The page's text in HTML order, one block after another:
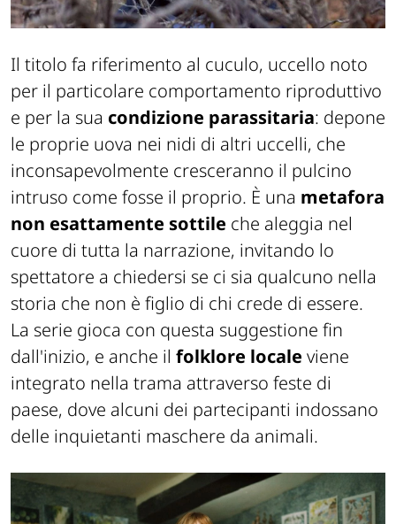
Il titolo fa riferimento al cuculo, uccello noto
per il particolare comportamento riproduttivo
e per la sua condizione parassitaria: depone
le proprie uova nei nidi di altri uccelli, che
inconsapevolmente cresceranno il pulcino
intruso come fosse il proprio. È una metafora
non esattamente sottile che aleggia nel
cuore di tutta la narrazione, invitando lo
spettatore a chiedersi se ci sia qualcuno nella
storia che non è figlio di chi crede di essere.
La serie gioca con questa suggestione fin
dall'inizio, e anche il folklore locale viene
integrato nella trama attraverso feste di
paese, dove alcuni dei partecipanti indossano
delle inquietanti maschere da animali.